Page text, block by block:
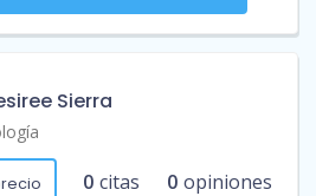
Sierra
0 citas 0 opiniones